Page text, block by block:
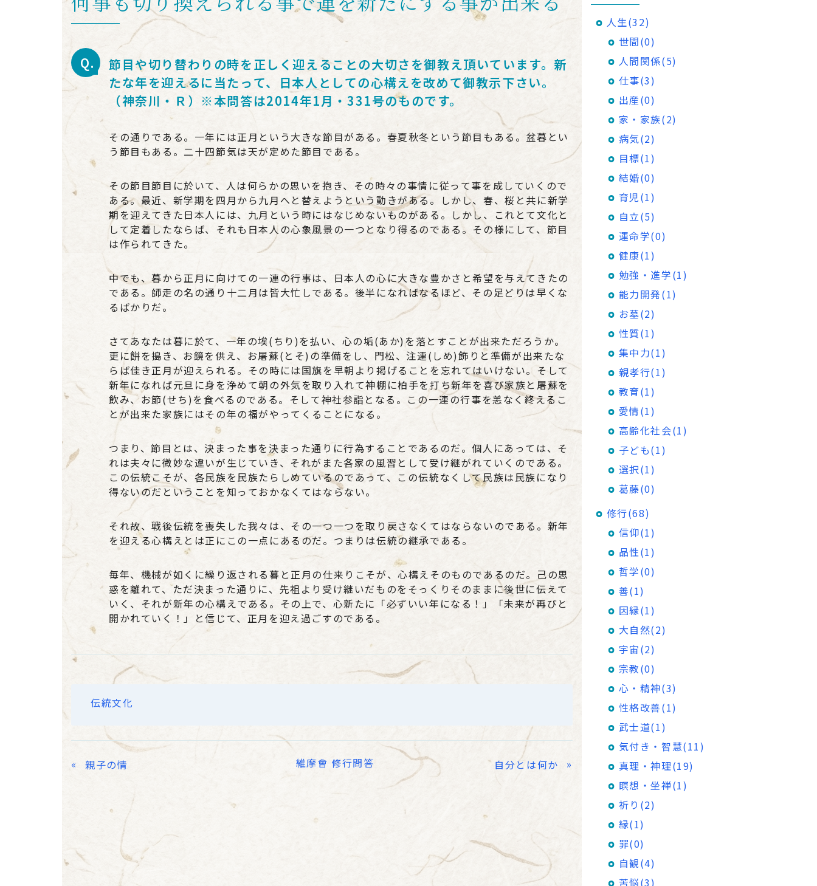
節目や切り替わりの時を正しく迎えることの大切さを御教え頂いています。新
たな年を迎えるに当たって、日本人としての心構えを改めて御教示下さい。
（神奈川・Ｒ）※本問答は2014年1月・331号のものです。
その通りである。一年には正月という大きな節目がある。春夏秋冬という節目もある。盆暮とい
う節目もある。二十四節気は天が定めた節目である。
その節目節目に於いて、人は何らかの思いを抱き、その時々の事情に従って事を成していくので
ある。最近、新学期を四月から九月へと替えようという動きがある。しかし、春、桜と共に新学
期を迎えてきた日本人には、九月という時にはなじめないものがある。しかし、これとて文化と
して定着したならば、それも日本人の心象風景の一つとなり得るのである。その様にして、節目
は作られてきた。
中でも、暮から正月に向けての一連の行事は、日本人の心に大きな豊かさと希望を与えてきたの
である。師走の名の通り十二月は皆大忙しである。後半になればなるほど、その足どりは早くな
るばかりだ。
さてあなたは暮に於て、一年の埃(ちり)を払い、心の垢(あか)を落とすことが出来ただろうか。
更に餅を搗き、お鏡を供え、お屠蘇(とそ)の準備をし、門松、注連(しめ)飾りと準備が出来たな
らば佳き正月が迎えられる。その時には国旗を早朝より掲げることを忘れてはいけない。そして
新年になれば元旦に身を浄めて朝の外気を取り入れて神棚に柏手を打ち新年を喜び家族と屠蘇を
飲み、お節(せち)を食べるのである。そして神社参詣となる。この一連の行事を恙なく終えるこ
とが出来た家族にはその年の福がやってくることになる。
つまり、節目とは、決まった事を決まった通りに行為することであるのだ。個人にあっては、そ
れは夫々に微妙な違いが生じていき、それがまた各家の風習として受け継がれていくのである。
この伝統こそが、各民族を民族たらしめているのであって、この伝統なくして民族は民族になり
得ないのだということを知っておかなくてはならない。
それ故、戦後伝統を喪失した我々は、その一つ一つを取り戻さなくてはならないのである。新年
を迎える心構えとは正にこの一点にあるのだ。つまりは伝統の継承である。
毎年、機械が如くに繰り返される暮と正月の仕来りこそが、心構えそのものであるのだ。己の思
惑を離れて、ただ決まった通りに、先祖より受け継いだものをそっくりそのままに後世に伝えて
いく、それが新年の心構えである。その上で、心新たに「必ずいい年になる！」「未来が再びと
開かれていく！」と信じて、正月を迎え過ごすのである。
伝統文化
« 親子の情 維摩會 修行問答 自分とは何か »
人生(32)
世間(0)
人間関係(5)
仕事(3)
出産(0)
家・家族(2)
病気(2)
目標(1)
結婚(0)
育児(1)
自立(5)
運命学(0)
健康(1)
勉強・進学(1)
能力開発(1)
お墓(2)
性質(1)
集中力(1)
親孝行(1)
教育(1)
愛情(1)
高齢化社会(1)
子ども(1)
選択(1)
葛藤(0)
修行(68)
信仰(1)
品性(1)
哲学(0)
善(1)
因縁(1)
大自然(2)
宇宙(2)
宗教(0)
心・精神(3)
性格改善(1)
武士道(1)
気付き・智慧(11)
真理・神理(19)
瞑想・坐禅(1)
祈り(2)
縁(1)
罪(0)
自観(4)
苦悩(3)